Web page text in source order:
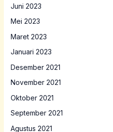
Juni 2023
Mei 2023
Maret 2023
Januari 2023
Desember 2021
November 2021
Oktober 2021
September 2021
Agustus 2021